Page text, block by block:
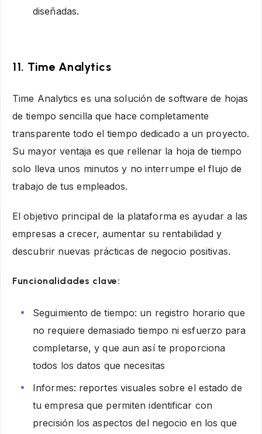
diseñadas.
11. Time Analytics
Time Analytics es una solución de software de hojas
de tiempo sencilla que hace completamente
transparente todo el tiempo dedicado a un proyecto.
Su mayor ventaja es que rellenar la hoja de tiempo
solo lleva unos minutos y no interrumpe el flujo de
trabajo de tus empleados.
El objetivo principal de la plataforma es ayudar a las
empresas a crecer, aumentar su rentabilidad y
descubrir nuevas prácticas de negocio positivas.
Funcionalidades clave:
Seguimiento de tiempo: un registro horario que
no requiere demasiado tiempo ni esfuerzo para
completarse, y que aun así te proporciona
todos los datos que necesitas
Informes: reportes visuales sobre el estado de
tu empresa que permiten identificar con
precisión los aspectos del negocio en los que